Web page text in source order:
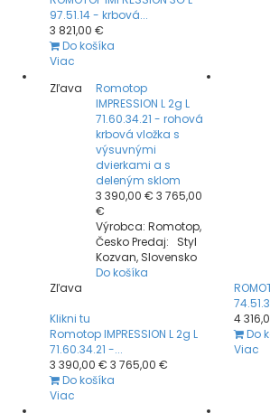
97.51.14 - krbová...
3 821,00 €
Do košíka
Viac
Zľava
Romotop
IMPRESSION L 2g L
71.60.34.21 - rohová
krbová vložka s
výsuvnými
dvierkami a s
deleným sklom
3 390,00 € 3 765,00
€
Výrobca: Romotop,
Česko Predaj: Styl
Kozvan, Slovensko
Do košíka
Zľava
Klikni tu
Romotop IMPRESSION L 2g L
71.60.34.21 -...
3 390,00 € 3 765,00 €
Do košíka
Viac
4
Do
Viac